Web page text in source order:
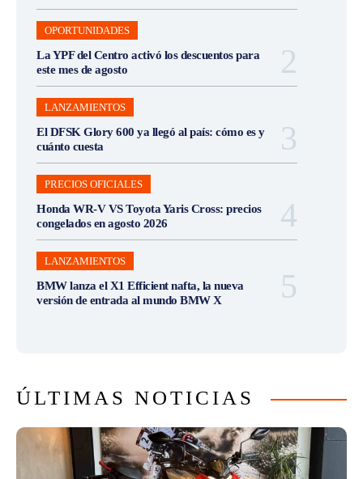
OPORTUNIDADES
La YPF del Centro activó los descuentos para
este mes de agosto
LANZAMIENTOS
El DFSK Glory 600 ya llegó al país: cómo es y
cuánto cuesta
PRECIOS OFICIALES
Honda WR-V VS Toyota Yaris Cross: precios
congelados en agosto 2026
LANZAMIENTOS
BMW lanza el X1 Efficient nafta, la nueva
versión de entrada al mundo BMW X
ÚLTIMAS NOTICIAS